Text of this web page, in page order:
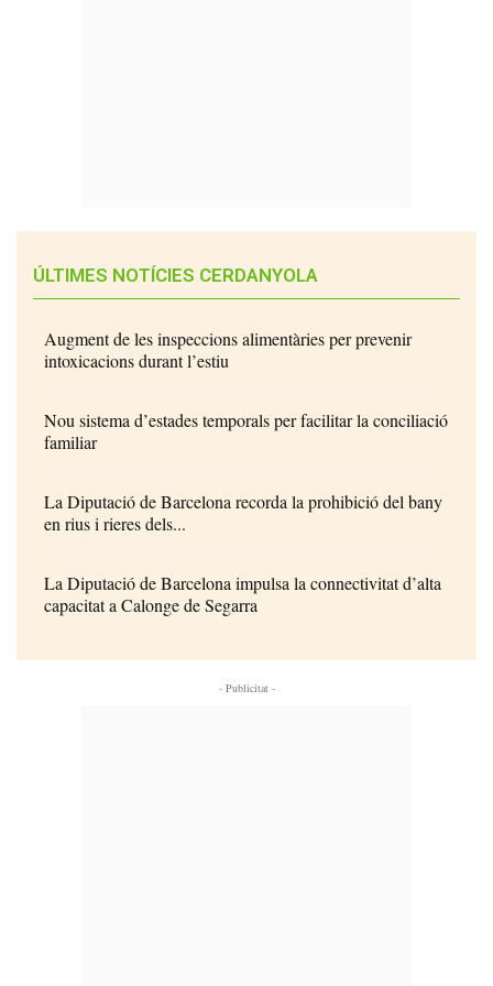
ÚLTIMES NOTÍCIES CERDANYOLA
Augment de les inspeccions alimentàries per prevenir
intoxicacions durant l’estiu
Nou sistema d’estades temporals per facilitar la conciliació
familiar
La Diputació de Barcelona recorda la prohibició del bany
en rius i rieres dels...
La Diputació de Barcelona impulsa la connectivitat d’alta
capacitat a Calonge de Segarra
- Publicitat -